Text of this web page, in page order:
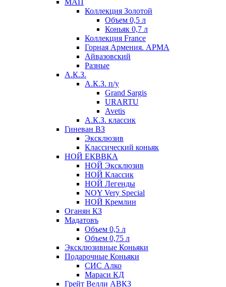
МАП
Коллекция Золотой
Объем 0,5 л
Коньяк 0,7 л
Коллекция France
Горная Армения. АРМА
Айвазовский
Разные
А.К.З.
А.К.З. п/у
Grand Sargis
URARTU
Avetis
А.К.З. классик
Гиневан ВЗ
Эксклюзив
Классический коньяк
НОЙ ЕКВВКА
НОЙ Эксклюзив
НОЙ Классик
НОЙ Легенды
NOY Very Speсial
НОЙ Кремлин
Оганян КЗ
Мадатовъ
Объем 0,5 л
Объем 0,75 л
Эксклюзивные Коньяки
Подарочные Коньяки
СИС Алко
Мараси КД
Грейт Велли АВКЗ